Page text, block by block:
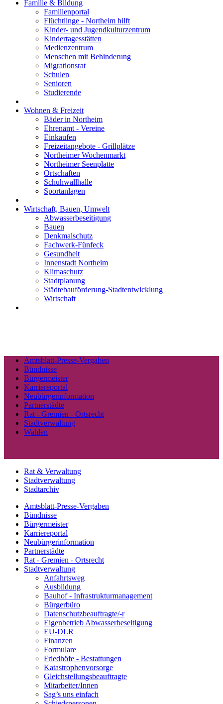
Familie & Bildung
Familienportal
Flüchtlinge - Northeim hilft
Kinder- und Jugendkulturzentrum
Kindertagesstätten
Medienzentrum
Menschen mit Behinderung
Migrationsrat
Schulen
Senioren
Studierende
Wohnen & Freizeit
Bäder in Northeim
Ehrenamt - Vereine
Einkaufen
Freizeitangebote - Grillplätze
Northeimer Wochenmarkt
Northeimer Seenplatte
Ortschaften
Schuhwallhalle
Sportanlagen
Wirtschaft, Bauen, Umwelt
Abwasserbeseitigung
Bauen
Denkmalschutz
Fachwerk-Fünfeck
Gesundheit
Innenstadt Northeim
Klimaschutz
Stadtplanung
Städtebauförderung-Stadtentwicklung
Wirtschaft
Amtsblatt-Presse-Vergaben
Bündnisse
Bürgermeister
Karriereportal
Neubürgerinformation
Partnerstädte
Rat - Gremien - Ortsrecht
Stadtverwaltung
Wahlen
Rat & Verwaltung
Stadtverwaltung
Stadtarchiv
Amtsblatt-Presse-Vergaben
Bündnisse
Bürgermeister
Karriereportal
Neubürgerinformation
Partnerstädte
Rat - Gremien - Ortsrecht
Stadtverwaltung
Anfahrtsweg
Ausbildung
Bauhof - Infrastrukturmanagement
Bürgerbüro
Datenschutzbeauftragte/-r
Eigenbetrieb Abwasserbeseitigung
EU-DLR
Finanzen
Formulare
Friedhöfe - Bestattungen
Katastrophenvorsorge
Gleichstellungsbeauftragte
Mitarbeiter/Innen
Sag’s uns einfach